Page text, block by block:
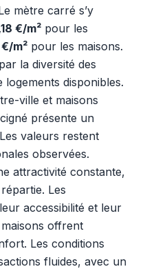
mètre carré s’y
€/m² pour les
m² pour les maisons.
la diversité des
disponibles.
ville et maisons
présente un
valeurs restent
observées.
attractivité constante,
Les
accessibilité et leur
offrent
Les conditions
fluides, avec un